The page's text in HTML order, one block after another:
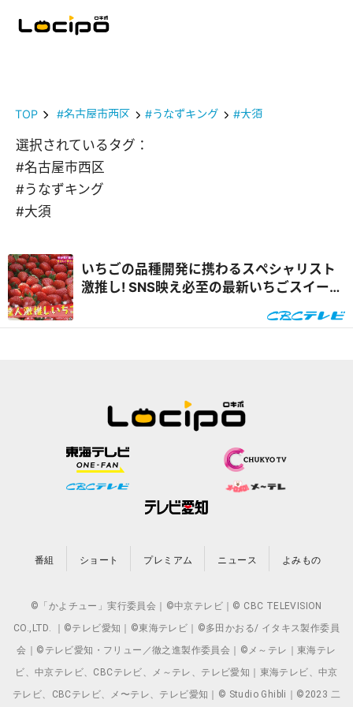
TOP #名古屋市西区 #うなずキング #大須
選択されているタグ：
#名古屋市西区
#うなずキング
#大須
いちごの品種開発に携わるスペシャリスト
激推し! SNS映え必至の最新いちごスイーツ
番組 ショート プレミアム ニュース よみもの
©「かよチュー」実行委員会｜©中京テレビ｜© CBC TELEVISION
CO.,LTD. ｜©テレビ愛知｜©東海テレビ｜©多田かおる/ イタキス製作委員
会｜©テレビ愛知・フリュー／徹之進製作委員会｜©メ～テレ｜東海テレ
ビ、中京テレビ、CBCテレビ、メ～テレ、テレビ愛知｜東海テレビ、中京
テレビ、CBCテレビ、メ〜テレ、テレビ愛知｜© Studio Ghibli｜©2023 二